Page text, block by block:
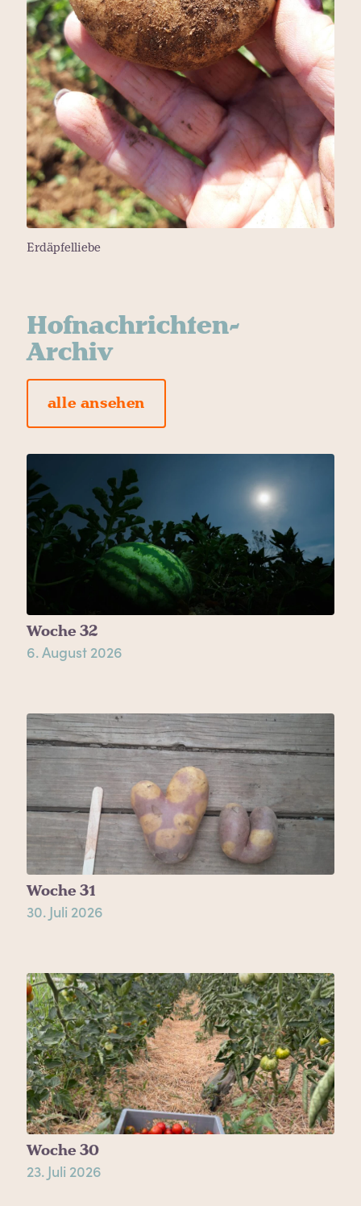
Erdäpfelliebe
Hofnachrichten-
Archiv
alle ansehen
Woche 32
6. August 2026
Woche 31
30. Juli 2026
Woche 30
23. Juli 2026